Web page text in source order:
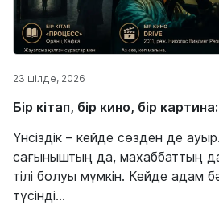
23 шілде, 2026
Бір кітап, бір кино, бір
Үнсіздік – кейде сөзден де
сағыныштың да, махаббаттың
тілі болуы мүмкін. Кейде адам
түсінді...